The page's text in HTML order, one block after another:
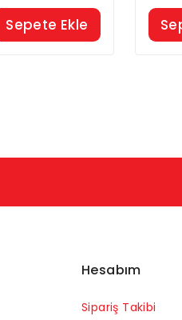
Sepete Ekle
Hesabım
Sipariş Takibi